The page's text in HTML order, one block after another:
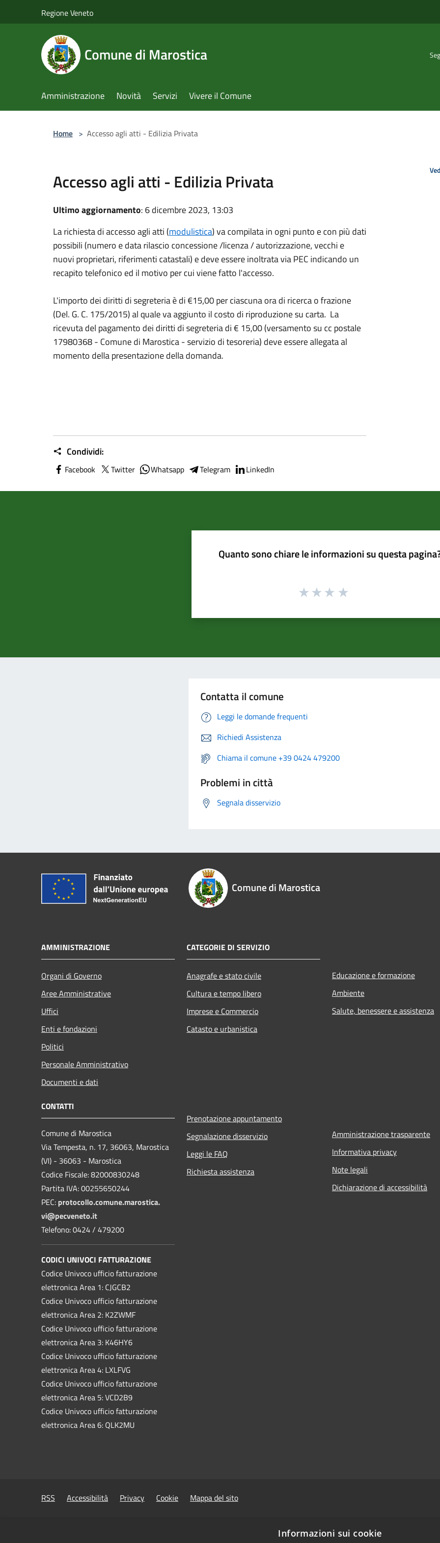
Regione Veneto
Comune di Marostica
Amministrazione Novità Servizi Vivere il Comune
Home > Accesso agli atti - Edilizia Privata
Accesso agli atti - Edilizia Privata
Ultimo aggiornamento: 6 dicembre 2023, 13:03
La richiesta di accesso agli atti (modulistica) va compilata in ogni punto e con più dati
possibili (numero e data rilascio concessione /licenza / autorizzazione, vecchi e
nuovi proprietari, riferimenti catastali) e deve essere inoltrata via PEC indicando un
recapito telefonico ed il motivo per cui viene fatto l'accesso.
L'importo dei diritti di segreteria è di €15,00 per ciascuna ora di ricerca o frazione
(Del. G. C. 175/2015) al quale va aggiunto il costo di riproduzione su carta. La
ricevuta del pagamento dei diritti di segreteria di € 15,00 (versamento su cc postale
17980368 - Comune di Marostica - servizio di tesoreria) deve essere allegata al
momento della presentazione della domanda.
Condividi:
Facebook Twitter Whatsapp Telegram LinkedIn
Quanto sono chiare le informazioni su questa
Contatta il comune
Leggi le domande frequenti
Richiedi Assistenza
Chiama il comune +39 0424 479200
Problemi in città
Segnala disservizio
Comune di Marostica
AMMINISTRAZIONE
Organi di Governo
Aree Amministrative
Uffici
Enti e fondazioni
Politici
Personale Amministrativo
Documenti e dati
CATEGORIE DI SERVIZIO
Anagrafe e stato civile
Cultura e tempo libero
Imprese e Commercio
Catasto e urbanistica
Educazione e formazione
Ambiente
Salute, benessere e assistenza
CONTATTI
Comune di Marostica
Via Tempesta, n. 17, 36063, Marostica
(VI) - 36063 - Marostica
Codice Fiscale: 82000830248
Partita IVA: 00255650244
PEC: protocollo.comune.marostica.
vi@pecveneto.it
Telefono: 0424 / 479200
CODICI UNIVOCI FATTURAZIONE
Codice Univoco ufficio fatturazione
elettronica Area 1: CJGCB2
Codice Univoco ufficio fatturazione
elettronica Area 2: K2ZWMF
Codice Univoco ufficio fatturazione
elettronica Area 3: K46HY6
Codice Univoco ufficio fatturazione
elettronica Area 4: LXLFVG
Codice Univoco ufficio fatturazione
elettronica Area 5: VCD2B9
Codice Univoco ufficio fatturazione
elettronica Area 6: QLK2MU
Prenotazione appuntamento
Segnalazione disservizio
Leggi le FAQ
Richiesta assistenza
Amministrazione trasparente
Informativa privacy
Note legali
Dichiarazione di accessibilità
RSS Accessibilità Privacy Cookie Mappa del sito
Informazioni sui cookie